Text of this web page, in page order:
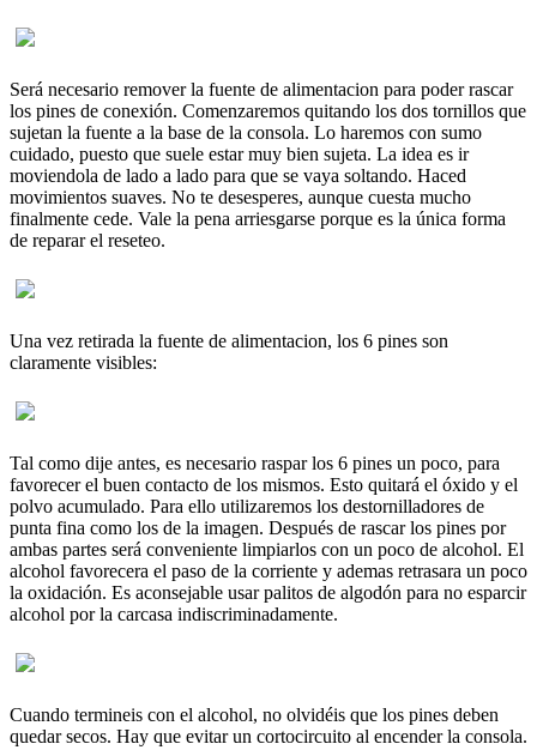
Será necesario remover la fuente de alimentacion para poder rascar
los pines de conexión. Comenzaremos quitando los dos tornillos que
sujetan la fuente a la base de la consola. Lo haremos con sumo
cuidado, puesto que suele estar muy bien sujeta. La idea es ir
moviendola de lado a lado para que se vaya soltando. Haced
movimientos suaves. No te desesperes, aunque cuesta mucho
finalmente cede. Vale la pena arriesgarse porque es la única forma
de reparar el reseteo.
Una vez retirada la fuente de alimentacion, los 6 pines son
claramente visibles:
Tal como dije antes, es necesario raspar los 6 pines un poco, para
favorecer el buen contacto de los mismos. Esto quitará el óxido y el
polvo acumulado. Para ello utilizaremos los destornilladores de
punta fina como los de la imagen. Después de rascar los pines por
ambas partes será conveniente limpiarlos con un poco de alcohol. El
alcohol favorecera el paso de la corriente y ademas retrasara un poco
la oxidación. Es aconsejable usar palitos de algodón para no esparcir
alcohol por la carcasa indiscriminadamente.
Cuando termineis con el alcohol, no olvidéis que los pines deben
quedar secos. Hay que evitar un cortocircuito al encender la consola.